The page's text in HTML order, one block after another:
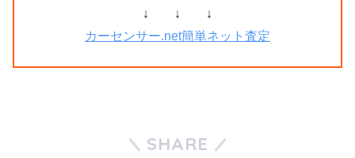
↓ ↓ ↓
カーセンサー.net簡単ネット査定
SHARE